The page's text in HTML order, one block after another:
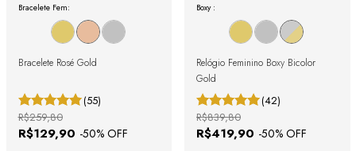
Bracelete Fem:
Bracelete Rosé Gold
(55)
R$129,90 -50% OFF
R$259,80
Boxy :
Relógio Feminino Boxy Bicolor
Gold
(42)
R$419,90 -50% OFF
R$839,80